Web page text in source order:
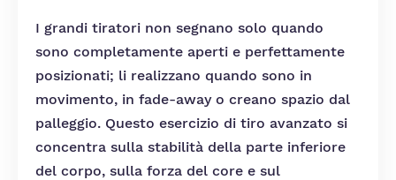
I grandi tiratori non segnano solo quando
sono completamente aperti e perfettamente
posizionati; li realizzano quando sono in
movimento, in fade-away o creano spazio dal
palleggio. Questo esercizio di tiro avanzato si
concentra sulla stabilità della parte inferiore
del corpo, sulla forza del core e sul